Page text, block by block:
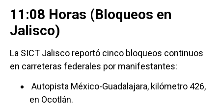
11:08 Horas (Bloqueos en
Jalisco)
La SICT Jalisco reportó cinco bloqueos continuos
en carreteras federales por manifestantes:
Autopista México-Guadalajara, kilómetro 426,
en Ocotlán.